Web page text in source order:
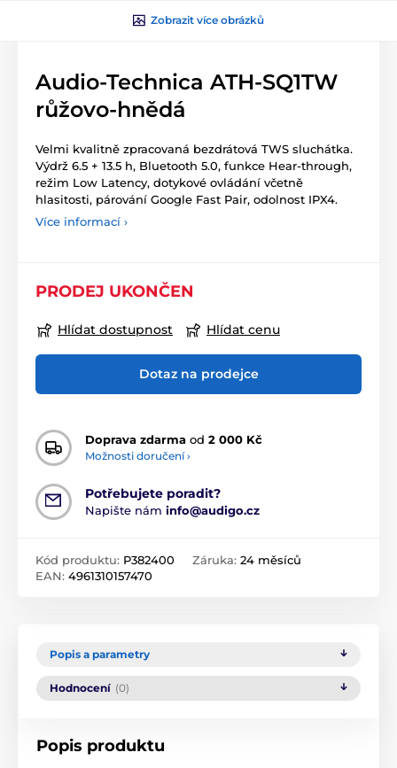
Zobrazit více obrázků
Audio-Technica ATH-SQ1TW
růžovo-hnědá
Velmi kvalitně zpracovaná bezdrátová TWS sluchátka.
Výdrž 6.5 + 13.5 h, Bluetooth 5.0, funkce Hear-through,
režim Low Latency, dotykové ovládání včetně
hlasitosti, párování Google Fast Pair, odolnost IPX4.
Více informací ›
PRODEJ UKONČEN
Hlídat dostupnost Hlídat cenu
Dotaz na prodejce
Doprava zdarma od 2 000 Kč
Možnosti doručení ›
Potřebujete poradit?
Napište nám info@audigo.cz
Kód produktu: P382400
EAN: 4961310157470
Záruka: 24 měsíců
Popis a parametry
Hodnocení (0)
Popis produktu